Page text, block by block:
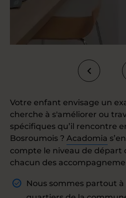
Votre enfant envisage un
cherche à s'améliorer ou
spécifiques qu’il rencontre
Bosroumois ? Acadomia
compte le niveau de départ
chacun des
Nous sommes partout